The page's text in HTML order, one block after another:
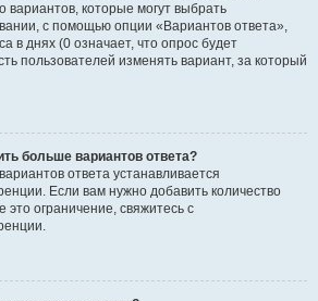
вариантов, которые могут выбрать
с помощью опции «Вариантов ответа»,
в днях (0 означает, что опрос будет
пользователей изменять вариант, за который
больше вариантов ответа?
ответа устанавливается
Если вам нужно добавить количество
ограничение, свяжитесь с